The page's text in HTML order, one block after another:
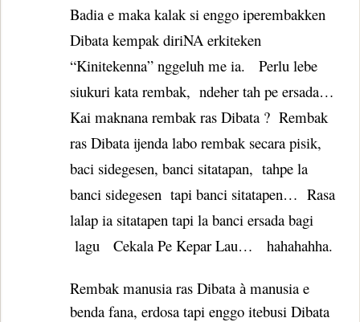
Badia e maka kalak si enggo iperembakken
Dibata kempak diriNA erkiteken
“Kinitekenna” nggeluh me ia.
Perlu lebe
siukuri kata rembak, ndeher tah pe ersada…
Kai maknana rembak ras Dibata ? Rembak
ras Dibata ijenda labo rembak secara pisik,
baci sidegesen, banci sitatapan, tahpe la
banci sidegesen tapi banci sitatapen… Rasa
lalap ia sitatapen tapi la banci ersada bagi
lagu
Cekala Pe Kepar Lau… hahahahha.
Rembak manusia ras Dibata à manusia e
benda fana, erdosa tapi enggo itebusi Dibata